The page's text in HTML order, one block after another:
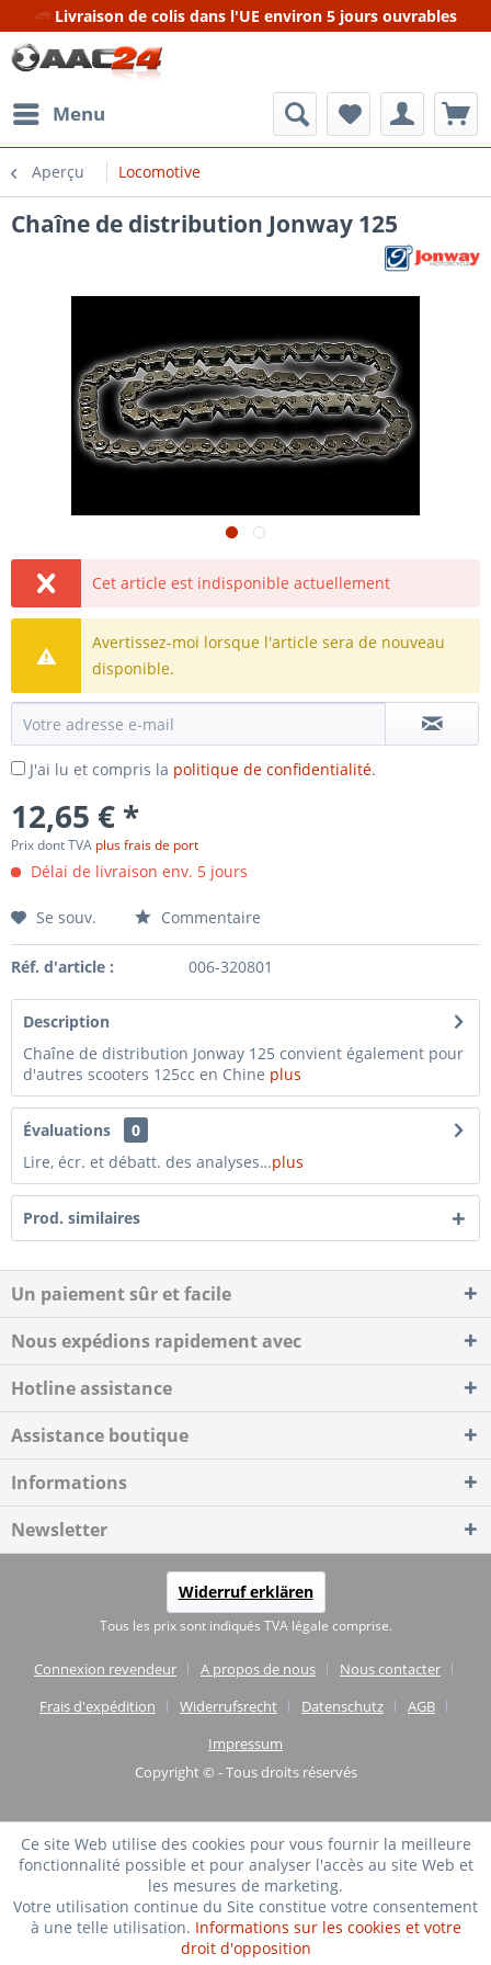
Livraison de colis dans l'UE environ 5 jours ouvrables
Menu
Aperçu Locomotive
Chaîne de distribution Jonway 125
Cet article est indisponible actuellement
Avertissez-moi lorsque l'article sera de nouveau
disponible.
J'ai lu et compris la politique de confidentialité.
12,65 € *
Prix dont TVA plus frais de port
Délai de livraison env. 5 jours
Se souv. Commentaire
Réf. d'article : 006-320801
Description
Chaîne de distribution Jonway 125 convient également pour
d'autres scooters 125cc en Chine plus
Évaluations
0
Lire, écr. et débatt. des analyses…plus
Prod. similaires
Un paiement sûr et facile
Nous expédions rapidement avec
Hotline assistance
Assistance boutique
Informations
Newsletter
Widerruf erklären
Tous les prix sont indiqués TVA légale comprise.
Connexion revendeur A propos de nous
Nous contacter
Frais d'expédition
Widerrufsrecht Datenschutz
AGB
Impressum
Copyright © - Tous droits réservés
Ce site Web utilise des cookies pour vous fournir la meilleure
fonctionnalité possible et pour analyser l'accès au site Web et
les mesures de marketing.
Votre utilisation continue du Site constitue votre consentement
à une telle utilisation. Informations sur les cookies et votre
droit d'opposition